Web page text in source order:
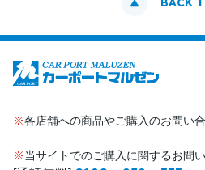
※各店舗への商品やご購入のお問い
※当サイトでのご購入に関するお問